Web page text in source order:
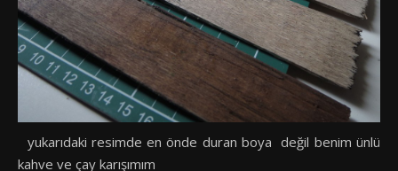
yukarıdaki resimde en önde duran boya değil benim ünlü
kahve ve çay karışımım